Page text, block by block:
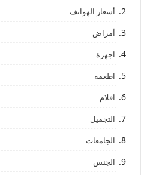
أسعار الهواتف
أمراض
اجهزة
اطعمة
افلام
التجميل
الجامعات
الجنس